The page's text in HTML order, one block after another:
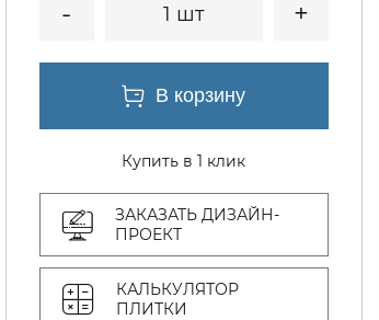
1 шт
Купить в 1 клик
ЗАКАЗАТЬ ДИЗАЙН-
ПРОЕКТ
КАЛЬКУЛЯТОР
ПЛИТКИ